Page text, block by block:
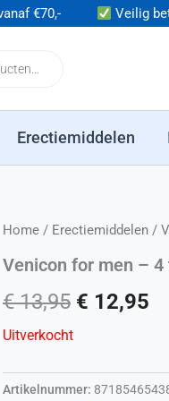
vanaf €70,- Veilig
Erectiemiddelen
Home / Erectiemiddelen /
Venicon for men –
€13,95 € 12,95
Uitverkocht
Artikelnummer: